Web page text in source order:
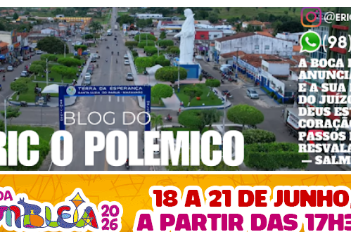
Pular para o conteúdo principal